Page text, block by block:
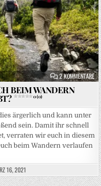
2 KOMMENTARE
BEIM WANDERN
0 (0)
ärgerlich und kann unter
sein. Damit ihr schnell
verraten wir euch in diesem
beim Wandern verlaufen
16, 2021